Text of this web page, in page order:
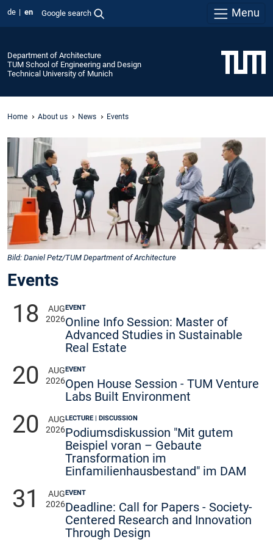
de en Google search Menu
Department of Architecture
TUM School of Engineering and Design
Technical University of Munich
Home About us News Events
Bild: Daniel Petz/TUM Department of Architecture
Events
18
AUG
2026
EVENT
Online Info Session: Master of
Advanced Studies in Sustainable
Real Estate
20
AUG
2026
EVENT
Open House Session - TUM Venture
Labs Built Environment
20
AUG
2026
LECTURE | DISCUSSION
Podiumsdiskussion "Mit gutem
Beispiel voran – Gebaute
Transformation im
Einfamilienhausbestand" im DAM
31
AUG
2026
EVENT
Deadline: Call for Papers - Society-
Centered Research and Innovation
Through Design